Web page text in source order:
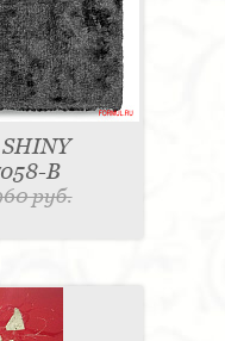
B
руб.